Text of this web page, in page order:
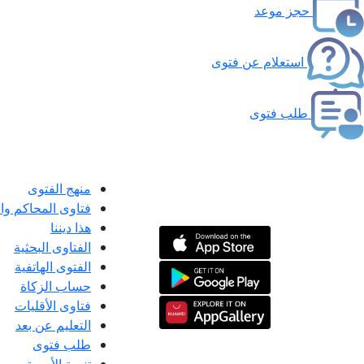
حجز موعد
استعلام عن فتوى
طلب فتوى
منهج الفتوى
فتاوى المحاكم
هذا ديننا
الفتاوى البحثية
الفتوى الهاتفية
حساب الزكاة
فتاوى الأقليات
التعليم عن بعد
طلب فتوى